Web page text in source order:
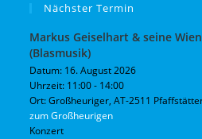
Nächster Termin
Markus Geiselhart & seine
(Blasmusik)
Datum: 16. August 2026
Uhrzeit: 11:00 - 14:00
Ort:Großheuriger, AT-2511
zum Großheurigen
Konzert